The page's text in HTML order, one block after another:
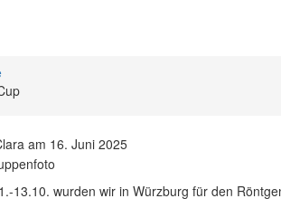
am 16. Juni 2025
13.10. wurden wir in Würzburg für den